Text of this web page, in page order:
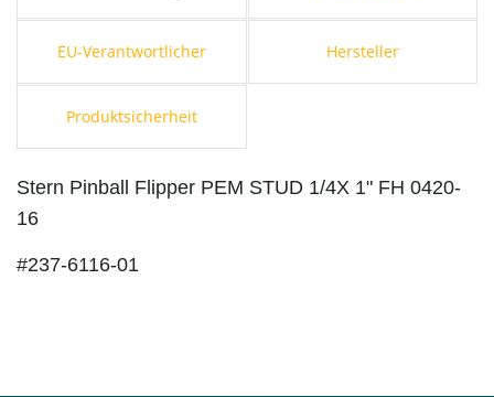
EU-Verantwortlicher Hersteller
Produktsicherheit
Stern Pinball Flipper PEM STUD 1/4X 1" FH 0420-
16
#237-6116-01